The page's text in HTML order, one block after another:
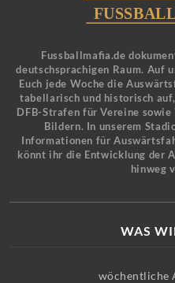
Fussballmafia.de
deutschsprachigen Raum. Auf
Euch jede Woche die
tabellarisch und historisch
DFB-Strafen für Vereine
Bildern. In unserem
Informationen für
könnt ihr die Entwicklung der
hinweg
WAS
wöchentliche